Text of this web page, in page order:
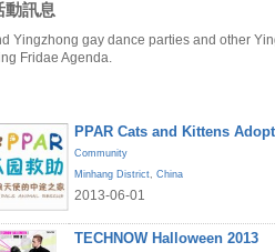
動訊息
Yingzhong gay dance parties and other
Fridae Agenda.
PPAR Cats and Kittens
Community
Minhang District, China
2013-06-01
TECHNOW Halloween 2013